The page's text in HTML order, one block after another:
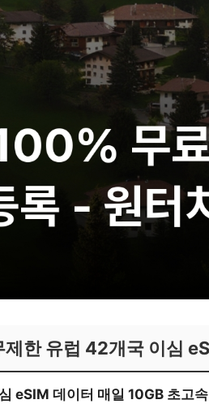
한 유럽 42개국 이심
eSIM 데이터 매일 10GB 초고